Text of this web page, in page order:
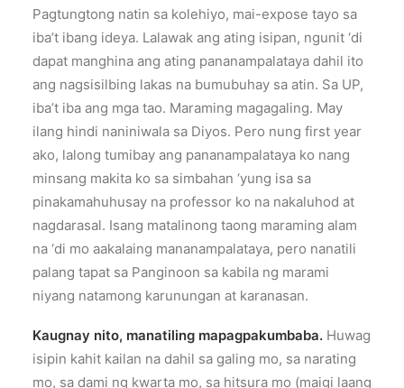
Pagtungtong natin sa kolehiyo, mai-expose tayo sa
iba’t ibang ideya. Lalawak ang ating isipan, ngunit ‘di
dapat manghina ang ating pananampalataya dahil ito
ang nagsisilbing lakas na bumubuhay sa atin. Sa UP,
iba’t iba ang mga tao. Maraming magagaling. May
ilang hindi naniniwala sa Diyos. Pero nung first year
ako, lalong tumibay ang pananampalataya ko nang
minsang makita ko sa simbahan ‘yung isa sa
pinakamahuhusay na professor ko na nakaluhod at
nagdarasal. Isang matalinong taong maraming alam
na ‘di mo aakalaing mananampalataya, pero nanatili
palang tapat sa Panginoon sa kabila ng marami
niyang natamong karunungan at karanasan.
Kaugnay nito, manatiling mapagpakumbaba. Huwag
isipin kahit kailan na dahil sa galing mo, sa narating
mo, sa dami ng kwarta mo, sa hitsura mo (maigi laang